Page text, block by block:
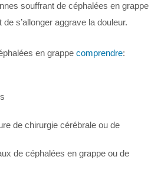
souffrant de céphalées en grappe
s’allonger aggrave la douleur.
en grappe comprendre:
de chirurgie cérébrale ou de
de céphalées en grappe ou de